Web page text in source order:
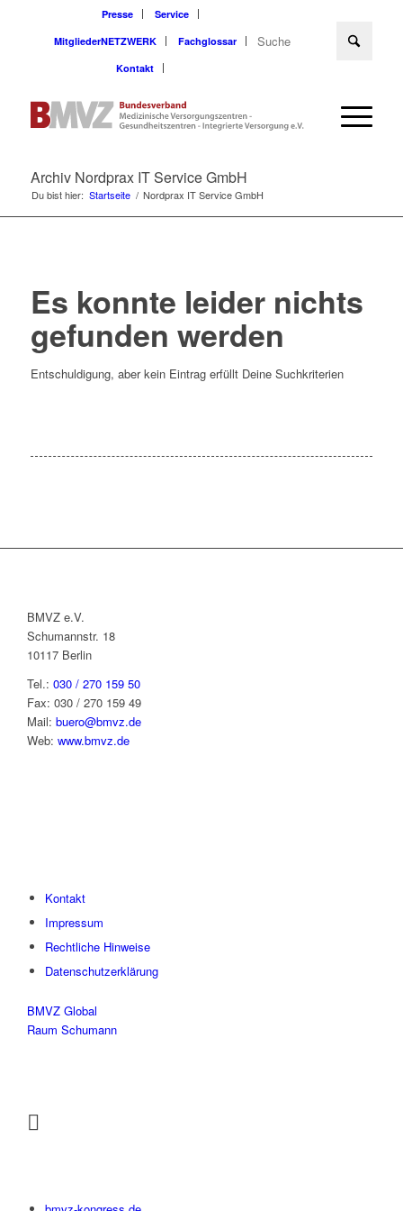
Presse
Service
MitgliederNETZWERK
Fachglossar
Kontakt
Archiv Nordprax IT Service GmbH
Du bist hier: Startseite / Nordprax IT Service GmbH
Es konnte leider nichts
gefunden werden
Entschuldigung, aber kein Eintrag erfüllt Deine Suchkriterien
BMVZ e.V.
Schumannstr. 18
10117 Berlin
Tel.: 030 / 270 159 50
Fax: 030 / 270 159 49
Mail: buero@bmvz.de
Web: www.bmvz.de
Kontakt
Impressum
Rechtliche Hinweise
Datenschutzerklärung
BMVZ Global
Raum Schumann